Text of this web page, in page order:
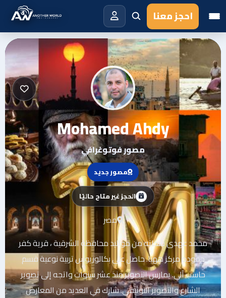
احجز معنا
Mohamed Ahdy
مصور فوتوغرافي
مصور جديد
الحجز غير متاح حاليًا
مصر
محمد عهدى شحاته من مواليد محافظة الشرقية ، قرية كفر
حموده مركز ههيا. حاصل على بكالوريوس تربية نوعية قسم
حاسب آلي. يمارس التصوير منذ عشر سنوات واتجه إلى تصوير
الشارع والتصوير التوثيقي. شارك في العديد من المعارض